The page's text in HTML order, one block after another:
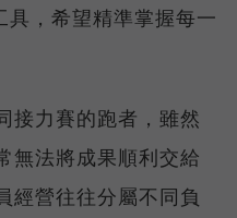
，希望精準掌握每一
接力賽的跑者，雖然
無法將成果順利交給
經營往往分屬不同負